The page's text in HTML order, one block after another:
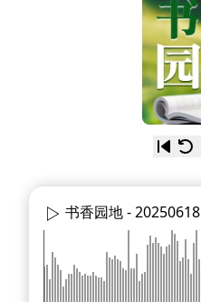
书香园地 -20250618